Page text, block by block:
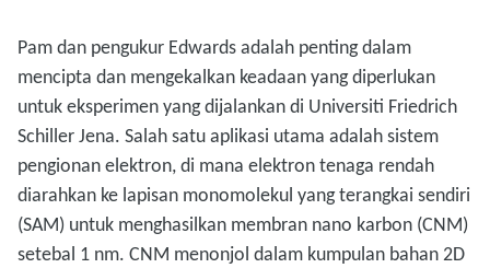
Pam dan pengukur Edwards adalah penting dalam
mencipta dan mengekalkan keadaan yang diperlukan
untuk eksperimen yang dijalankan di Universiti Friedrich
Schiller Jena. Salah satu aplikasi utama adalah sistem
pengionan elektron, di mana elektron tenaga rendah
diarahkan ke lapisan monomolekul yang terangkai sendiri
(SAM) untuk menghasilkan membran nano karbon (CNM)
setebal 1 nm. CNM menonjol dalam kumpulan bahan 2D